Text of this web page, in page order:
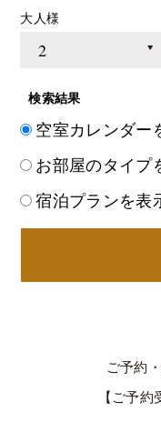
大人様
検索結果
空室カレンダー
お部屋のタイプ
宿泊プランを表
ご予約
【ご予